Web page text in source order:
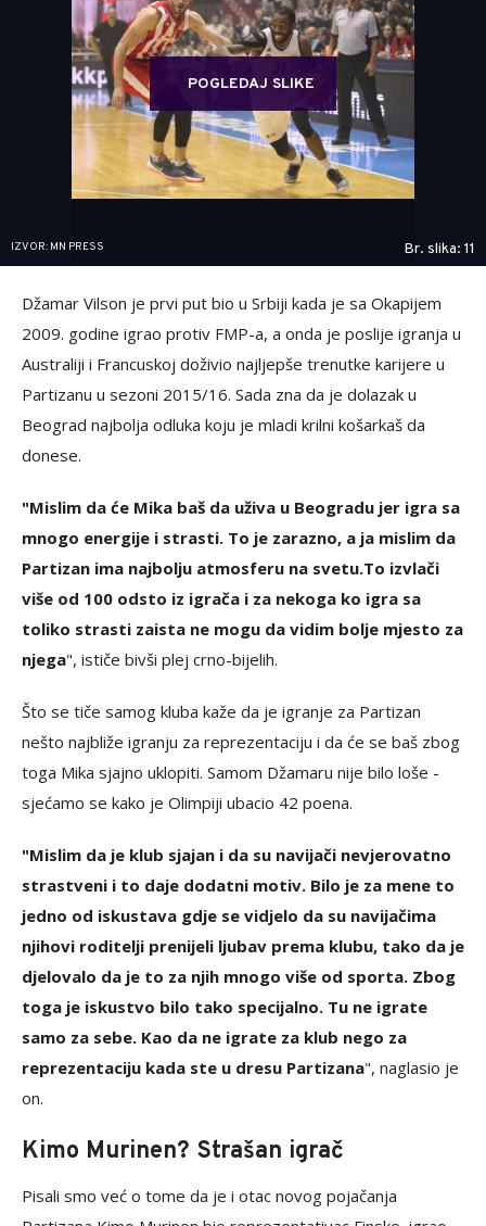
POGLEDAJ SLIKE
IZVOR: MN PRESS Br. slika: 11
Džamar Vilson je prvi put bio u Srbiji kada je sa Okapijem
2009. godine igrao protiv FMP-a, a onda je poslije igranja u
Australiji i Francuskoj doživio najljepše trenutke karijere u
Partizanu u sezoni 2015/16. Sada zna da je dolazak u
Beograd najbolja odluka koju je mladi krilni košarkaš da
donese.
"Mislim da će Mika baš da uživa u Beogradu jer igra sa
mnogo energije i strasti. To je zarazno, a ja mislim da
Partizan ima najbolju atmosferu na svetu.To izvlači
više od 100 odsto iz igrača i za nekoga ko igra sa
toliko strasti zaista ne mogu da vidim bolje mjesto za
njega", ističe bivši plej crno-bijelih.
Što se tiče samog kluba kaže da je igranje za Partizan
nešto najbliže igranju za reprezentaciju i da će se baš zbog
toga Mika sjajno uklopiti. Samom Džamaru nije bilo loše -
sjećamo se kako je Olimpiji ubacio 42 poena.
"Mislim da je klub sjajan i da su navijači nevjerovatno
strastveni i to daje dodatni motiv. Bilo je za mene to
jedno od iskustava gdje se vidjelo da su navijačima
njihovi roditelji prenijeli ljubav prema klubu, tako da je
djelovalo da je to za njih mnogo više od sporta. Zbog
toga je iskustvo bilo tako specijalno. Tu ne igrate
samo za sebe. Kao da ne igrate za klub nego za
reprezentaciju kada ste u dresu Partizana", naglasio je
on.
Kimo Murinen? Strašan igrač
Pisali smo već o tome da je i otac novog pojačanja